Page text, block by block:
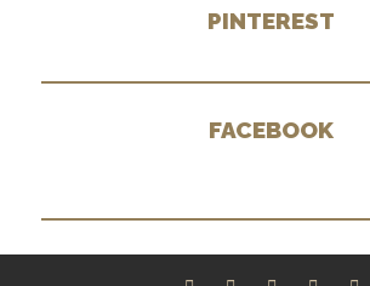
PINTEREST
FACEBOOK